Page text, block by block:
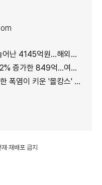
억원…해외이익·NGP 성장
억…여름상품·지원금 효과
염이 키운 '몰캉스' 소비
·재배포 금지